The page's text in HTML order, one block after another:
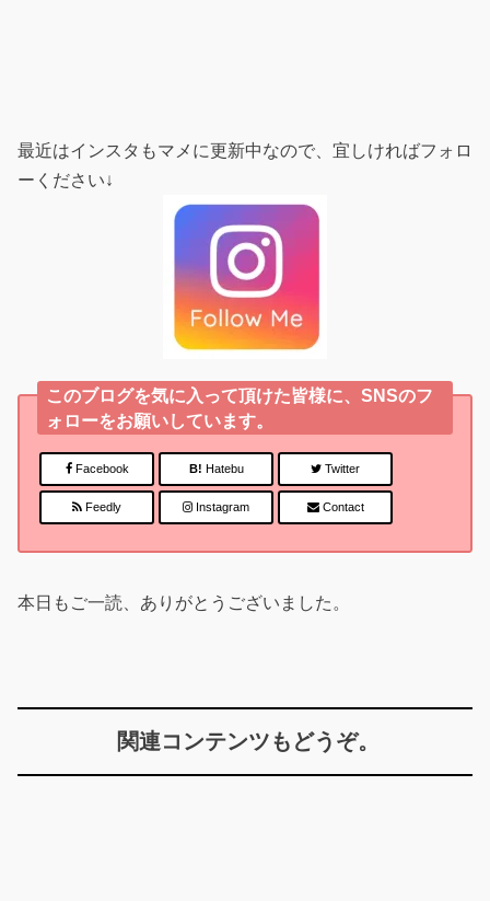
最近はインスタもマメに更新中なので、宜しければフォロ
ーください↓
このブログを気に入って頂けた皆様に、SNSのフ
ォローをお願いしています。
Facebook B! Hatebu Twitter
Feedly Instagram Contact
本日もご一読、ありがとうございました。
関連コンテンツもどうぞ。